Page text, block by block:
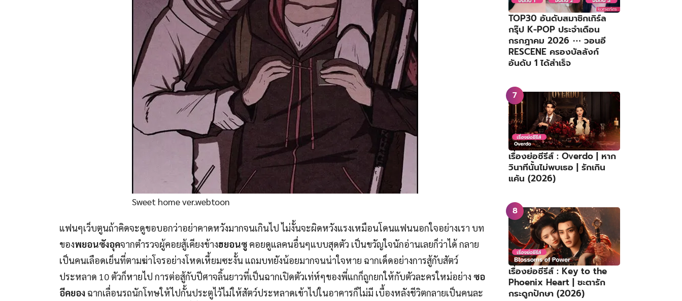
Sweet home ver.webtoon
แฟนๆเว็บตูนถ้าคิดจะดูขอบอกว่าอย่าคาดหวังมากจนเกินไป ไม่งั้นจะผิดหวังแรงเหมือนโดนแฟนนอกใจอย่างเรา บท
ของพยอนซังอุคจากตำรวจผู้คอยสู้เคียงข้างฮยอนซู คอยดูแลคนอื่นๆแบบสุดตัว เป็นขวัญใจนักอ่านเลยก็ว่าได้ กลาย
เป็นคนเลือดเย็นที่ตามฆ่าโจรอย่างโหดเหี้ยมซะงั้น แถมบทยังน้อยมากจนน่าใจหาย ฉากเด็ดอย่างการสู้กับสัตว์
ประหลาด 10 ตัวก็หายไป การต่อสู้กับปีศาจลิ้นยาวที่เป็นฉากเปิดตัวเท่ห์ๆของพี่แกก็ถูกยกให้กับตัวละครใหม่อย่าง ซอ
อีคยอง ฉากเลื่อนรถนักโทษให้ไปกั้นประตูไว้ไม่ให้สัตว์ประหลาดเข้าไปในอาคารก็ไม่มี เบื้องหลังชีวิตกลายเป็นคนละ
TOP30 อันดับสมาชิกเกิร์ล
กรุ๊ป K-POP ประจำเดือน
กรกฎาคม 2026 ⋯ วอนอี
RESCENE ครองบัลลังก์
อันดับ 1 ได้สำเร็จ
เรื่องย่อซีรีส์ : Overdo | หาก
วินาทีนั้นไม่พบเธอ | รักเกิน
แค้น (2026)
เรื่องย่อซีรีส์ : Key to the
Phoenix Heart | ชะตารัก
กระดูกปักษา (2026)